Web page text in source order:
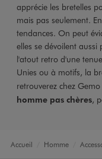
apprécie les bretelles
mais pas seulement.
tendances. On peut
elles se dévoilent aussi
l'atout retro d'une
Unies ou à motifs, la
retrouverez chez
homme pas chères,
Accueil Homme